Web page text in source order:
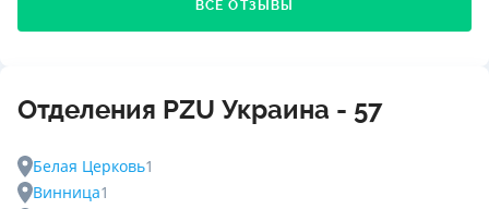
ВСЕ ОТЗЫВЫ
Отделения PZU Украина - 57
Белая Церковь1
Винница1